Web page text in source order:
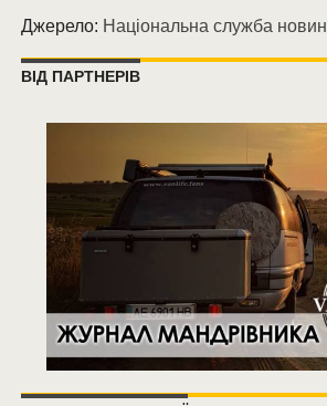
Джерело: Національна служба новин
ВІД ПАРТНЕРІВ